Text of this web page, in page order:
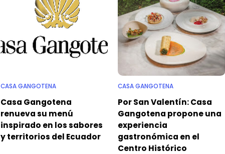
CASA GANGOTENA
Casa Gangotena
renueva su menú
inspirado en los sabores
y territorios del Ecuador
CASA GANGOTENA
Por San Valentín: Casa
Gangotena propone una
experiencia
gastronómica en el
Centro Histórico